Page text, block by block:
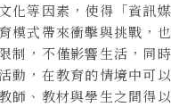
化等因素，使得「資訊
模式帶來衝擊與挑戰，
制，不僅影響生活，同
動，在教育的情境中可
師、教材與學生之間得